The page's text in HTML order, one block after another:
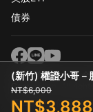
(新竹) 權證小哥－
NT$6,000
NT$3,888
債券
版權所有 CMoney
Corporation. All
隱私條款
使用條款